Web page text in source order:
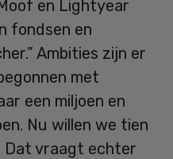
en Lightyear
fondsen en
Ambities zijn er
met
een miljoen en
Nu willen we tien
Dat vraagt echter